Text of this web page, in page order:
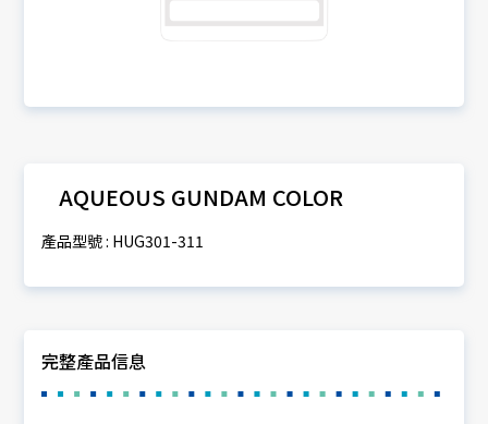
AQUEOUS GUNDAM COLOR
產品型號 : HUG301-311
完整產品信息